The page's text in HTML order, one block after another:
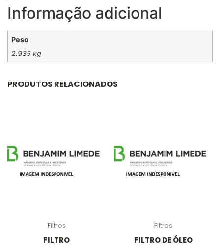
Informação adicional
Peso
2.935 kg
PRODUTOS RELACIONADOS
Filtros
FILTRO
Filtros
FILTRO DE ÓLEO